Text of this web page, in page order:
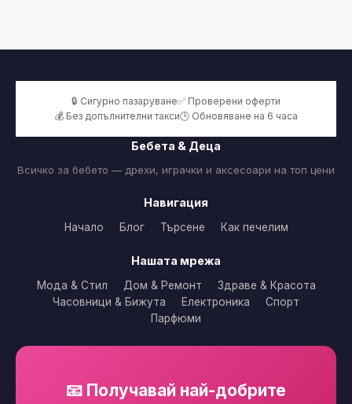
🔒 Сигурно пазаруване✅ Проверени оферти
💰 Без допълнителни такси🕒 Обновяване на 6 часа
Бебета & Деца
Всичко за бебето — дрехи, играчки и аксесоари на топ цени
Навигация
Начало Блог Търсене Как печелим
Нашата мрежа
Мода & Стил Дом & Ремонт
Здраве & Красота
Часовници & Бижута
Електроника
Спорт
Парфюми
📧 Получавай най-добрите